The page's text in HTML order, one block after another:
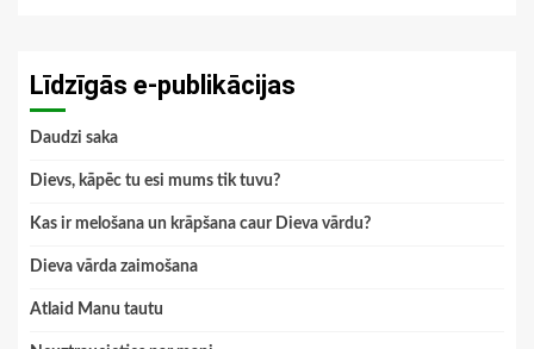
Līdzīgās e-publikācijas
Daudzi saka
Dievs, kāpēc tu esi mums tik tuvu?
Kas ir melošana un krāpšana caur Dieva vārdu?
Dieva vārda zaimošana
Atlaid Manu tautu